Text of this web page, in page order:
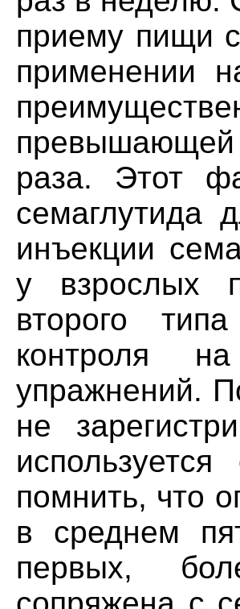
приему пищи
применении
раза. Этот
семаглутида
инъекции
у взрослых
второго
контроля
упражнений.
не
помнить, что
в среднем
первых,